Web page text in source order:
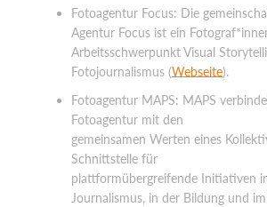
Fotoagentur Focus: Die
Agentur Focus ist ein
Arbeitsschwerpunkt Visual
Fotojournalismus (Webseite).
Fotoagentur MAPS: MAPS
Fotoagentur mit den
gemeinsamen Werten eines
Schnittstelle für
plattformübergreifende Initiativen
Journalismus, in der Bildung und im